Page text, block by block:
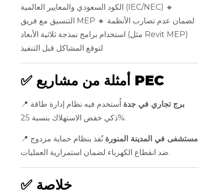
الكود السعودي والمعايير العالمية (IEC/NEC) 🔸
التنسيق مع فريق MEP لضمان عدم تضارب الأنظمة 🔸
استخدام برامج نمذجة ثلاثية الأبعاد (مثل Revit MEP)
لتوقع المشاكل قبل التنفيذ
✅ أمثلة من مشاريع PEC
📍 برج تجاري في جدة اُستخدم فيه نظام إدارة طاقة
ذكي خفض الاستهلاك بنسبة 25%.
📍 مستشفى في المدينة المنورة نُفذ بنظام حماية مزدوج
ضد انقطاع الكهرباء لضمان استمرارية العمليات.
✅ خلاصة